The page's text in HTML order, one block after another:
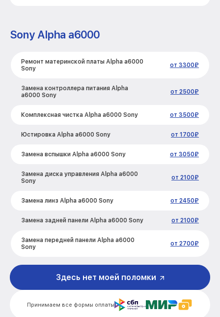
Sony Alpha a6000
Ремонт материнской платы Alpha a6000
Sony
от 3300₽
Замена контроллера питания Alpha
a6000 Sony
от 2500₽
Комплексная чистка Alpha a6000 Sony от 3500₽
Юстировка Alpha a6000 Sony от 1700₽
Замена вспышки Alpha a6000 Sony от 3050₽
Замена диска управления Alpha a6000
Sony
от 2100₽
Замена линз Alpha a6000 Sony от 2450₽
Замена задней панели Alpha a6000 Sony от 2100₽
Замена передней панели Alpha a6000
Sony
от 2700₽
Замена устройства стабилизации Alpha
Принимаем все формы оплаты
Здесь нет моей поломки